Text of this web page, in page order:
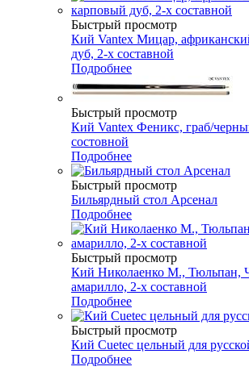
Быстрый просмотр
Кий Vantex Мицар,
дуб, 2-х составной
Подробнее
Быстрый просмотр
Кий Vantex Феникс, граб/
состовной
Подробнее
Быстрый просмотр
Бильярдный стол Арсенал
Подробнее
Быстрый просмотр
Кий Николаенко М., Тюльпан,
амарилло, 2-х составной
Подробнее
Быстрый просмотр
Кий Cuetec цельный для
Подробнее